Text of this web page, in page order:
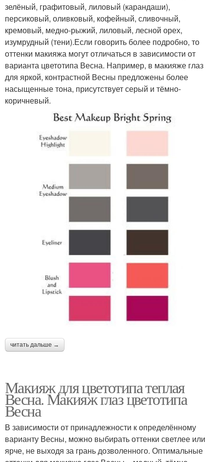
зелёный, графитовый, лиловый (карандаши),
персиковый, оливковый, кофейный, сливочный,
кремовый, медно-рыжий, лиловый, лесной орех,
изумрудный (тени).Если говорить более подробно, то
оттенки макияжа могут отличаться в зависимости от
варианта цветотипа Весна. Например, в макияже глаз
для яркой, контрастной Весны предложены более
насыщенные тона, присутствует серый и тёмно-
коричневый.
читать дальше →
Макияж для цветотипа теплая
Весна. Макияж глаз цветотипа
Весна
В зависимости от принадлежности к определённому
варианту Весны, можно выбирать оттенки светлее или
ярче, не выходя за грань дозволенного. Оптимальные